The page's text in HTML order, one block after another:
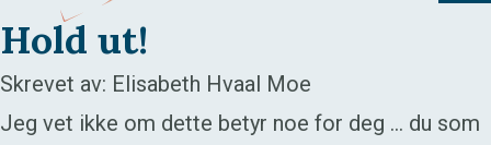
Hold ut!
Skrevet av: Elisabeth Hvaal Moe
Jeg vet ikke om dette betyr noe for deg … du som